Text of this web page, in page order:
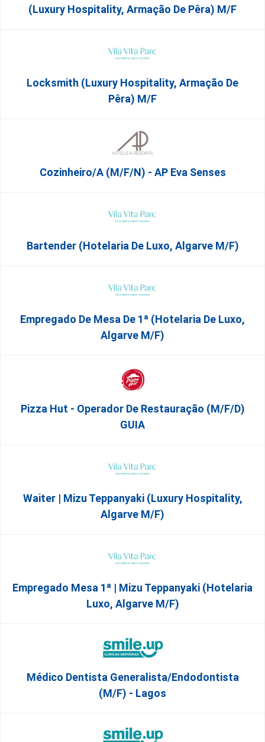
(Luxury Hospitality, Armação De Pêra) M/f
Locksmith (Luxury Hospitality, Armação De
Pêra) M/f
Cozinheiro/a (M/F/N) - AP Eva Senses
Bartender (Hotelaria De Luxo, Algarve M/F)
Empregado De Mesa De 1ª (Hotelaria De Luxo,
Algarve M/F)
Pizza Hut - Operador De Restauração (m/f/d)
GUIA
Waiter | Mizu Teppanyaki (Luxury Hospitality,
Algarve M/F)
Empregado Mesa 1ª | Mizu Teppanyaki (Hotelaria
Luxo, Algarve M/F)
Médico Dentista Generalista/Endodontista
(M/F) - Lagos